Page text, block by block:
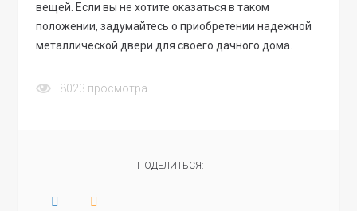
вещей. Если вы не хотите оказаться в таком
положении, задумайтесь о приобретении надежной
металлической двери для своего дачного дома.
8023 просмотра
ПОДЕЛИТЬСЯ: